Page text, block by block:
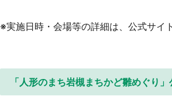
※実施日時・会場等の詳細は、公式サイ
「人形のまち岩槻まちかど雛めぐり」